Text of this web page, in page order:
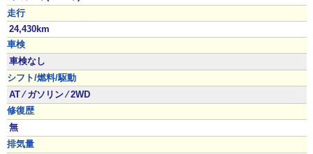
走行
24,430km
車検
車検なし
シフト/燃料/駆動
AT ⁄ ガソリン ⁄ 2WD
修復歴
無
排気量